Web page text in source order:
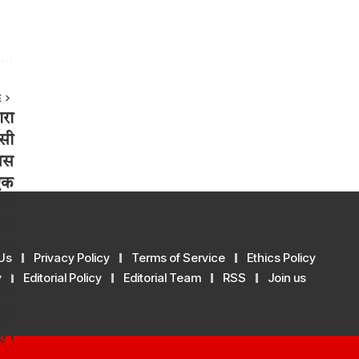
Privacy Policy Terms of Service
Ethics Policy
Editorial Policy Editorial Team RSS Join us